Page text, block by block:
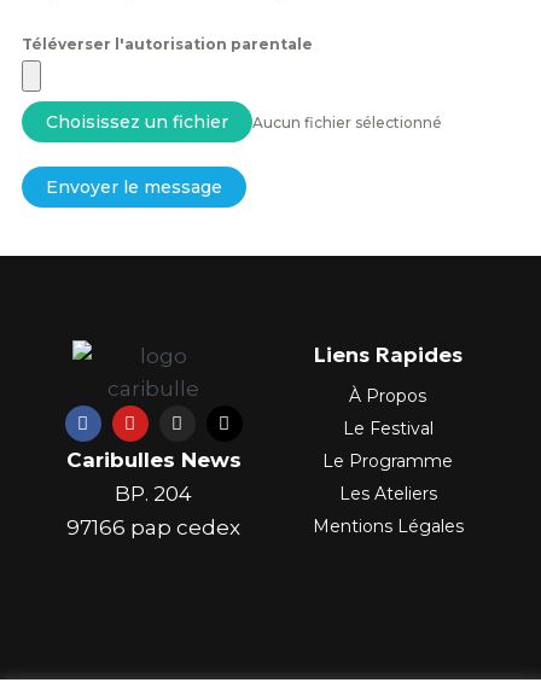
Téléverser l'autorisation parentale
Choisissez un fichier Aucun fichier sélectionné
Envoyer le message
F
a
c
e
o
k
Y
o
u
t
u
b
e
I
n
s
a
g
r
a
X
-
w
t
e
Caribulles News
BP. 204
97166 pap cedex
Liens Rapides
À Propos
Le Festival
Le Programme
Les Ateliers
Mentions Légales